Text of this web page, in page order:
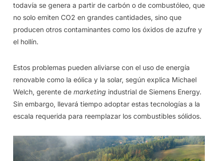
todavía se genera a partir de carbón o de combustóleo, que
no solo emiten CO2 en grandes cantidades, sino que
producen otros contaminantes como los óxidos de azufre y
el hollín.
Estos problemas pueden aliviarse con el uso de energía
renovable como la eólica y la solar, según explica Michael
Welch, gerente de marketing industrial de Siemens Energy.
Sin embargo, llevará tiempo adoptar estas tecnologías a la
escala requerida para reemplazar los combustibles sólidos.